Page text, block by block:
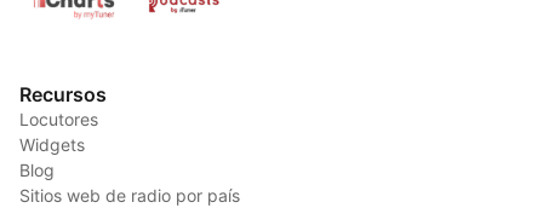
Recursos
Locutores
Widgets
Blog
Sitios web de radio por país